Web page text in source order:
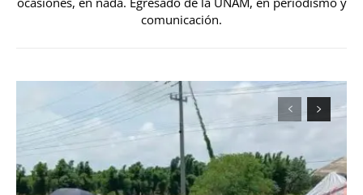
comunicación.